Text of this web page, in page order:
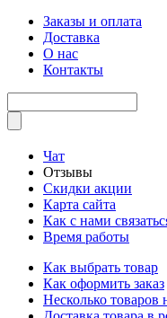
Заказы и оплата
Доставка
О нас
Контакты
Чат
Отзывы
Скидки акции
Карта сайта
Как с нами
Время работы
Как выбрать товар
Как оформить заказ
Несколько товаров